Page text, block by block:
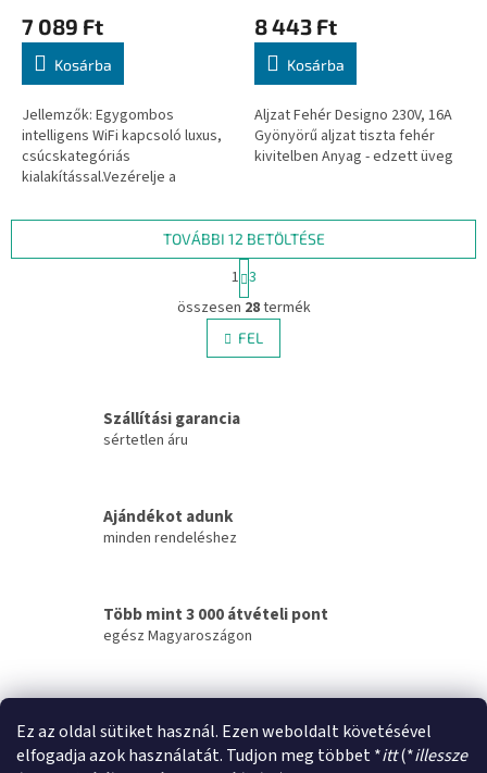
Ez az oldal sütiket használ. Ezen weboldalt követésével
elfogadja azok használatát. Tudjon meg többet *itt(*illessze
7 089 Ft
Kosárba
Jellemzők: Egygombos
intelligens WiFi kapcsoló luxus,
csúcskategóriás
kialakítással.Vezérelje a
bármely pontjáról a Tuya Smart
8 443 Ft
Kosárba
Aljzat Fehér Designo 230V, 16A
Gyönyörű aljzat tiszta fehér
kivitelben Anyag - edzett üveg
L
i
s
t
l
e
m
i
TOVÁBBI 12 BETÖLTÉSE
L
a
p
o
z
á
1 3
összesen 28termék
FEL
Szállítási garancia
sértetlen áru
Ajándékot adunk
minden rendeléshez
Több mint 3 000 átvételi pont
egész Magyaroszágon
bárhova